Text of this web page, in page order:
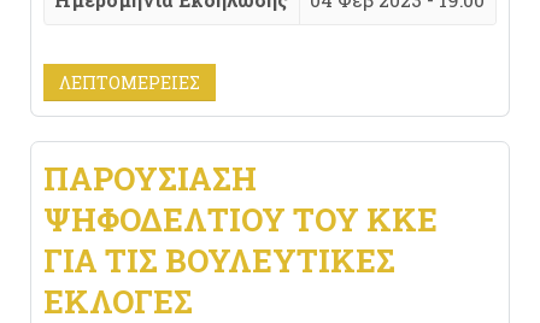
ΛΕΠΤΟΜΈΡΕΙΕΣ
ΠΑΡΟΥΣΊΑΣΗ
ΨΗΦΟΔΕΛΤΊΟΥ ΤΟΥ ΚΚΕ
ΓΙΑ ΤΙΣ ΒΟΥΛΕΥΤΙΚΈΣ
ΕΚΛΟΓΈΣ